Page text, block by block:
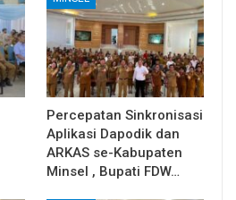
Percepatan Sinkronisasi
Aplikasi Dapodik dan
ARKAS se-Kabupaten
Minsel , Bupati FDW…